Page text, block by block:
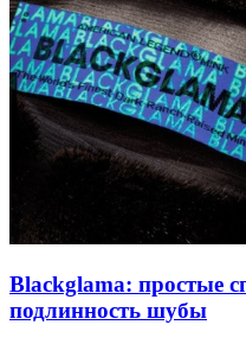
Blackglama: простые
подлинность шубы